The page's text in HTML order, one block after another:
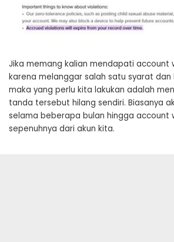
Jika memang kalian mendapati account
karena melanggar salah satu syarat dan
maka yang perlu kita lakukan adalah
tanda tersebut hilang sendiri. Biasanya
selama beberapa bulan hingga account
sepenuhnya dari akun kita.